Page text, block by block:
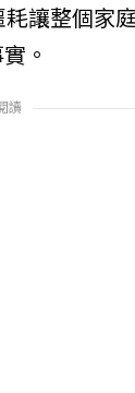
耗讓整個家
。
讀